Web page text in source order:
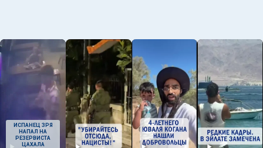
ИСПАНЕЦ ЗРЯ
НАПАЛ НА
РЕЗЕРВИСТА
ЦАХАЛА